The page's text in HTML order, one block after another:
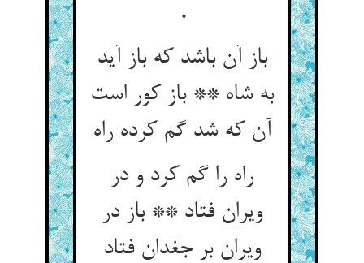
.
باز آن باشد که باز آید
به شاه ** باز کور است
آن که شد گم کرده راه‏
راه را گم کرد و در
ویران فتاد ** باز در
ویران بر جغدان فتاد